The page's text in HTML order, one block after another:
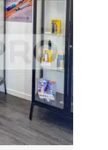
et
sont